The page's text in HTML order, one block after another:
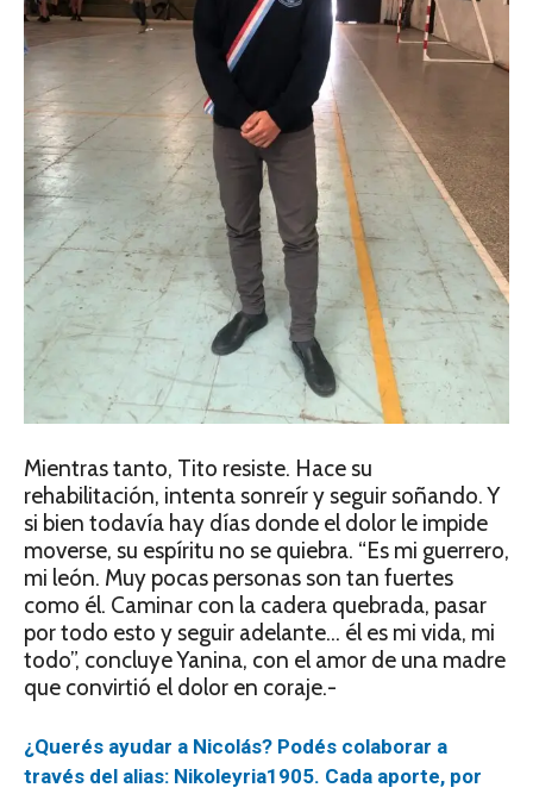
Mientras tanto, Tito resiste. Hace su
rehabilitación, intenta sonreír y seguir soñando. Y
si bien todavía hay días donde el dolor le impide
moverse, su espíritu no se quiebra. “Es mi guerrero,
mi león. Muy pocas personas son tan fuertes
como él. Caminar con la cadera quebrada, pasar
por todo esto y seguir adelante… él es mi vida, mi
todo”, concluye Yanina, con el amor de una madre
que convirtió el dolor en coraje.-
¿Querés ayudar a Nicolás? Podés colaborar a
través del alias: Nikoleyria1905. Cada aporte, por